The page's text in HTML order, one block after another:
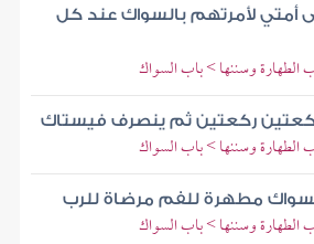
أمتي لأمرتهم بالسواك عند كل
وسننها > باب السواك
ركعتين ثم ينصرف فيستاك
وسننها > باب السواك
مطهرة للفم مرضاة للرب
وسننها > باب السواك